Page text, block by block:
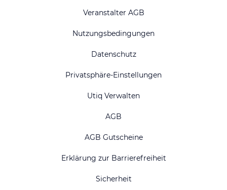
Veranstalter AGB
Nutzungsbedingungen
Datenschutz
Privatsphäre-Einstellungen
Utiq Verwalten
AGB
AGB Gutscheine
Erklärung zur Barrierefreiheit
Sicherheit